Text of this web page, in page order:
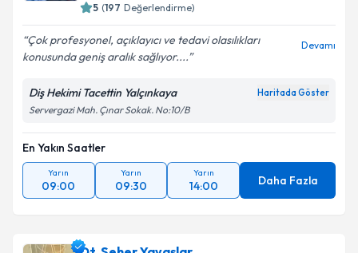
5 (197 Değerlendirme)
Çok profesyonel, açıklayıcı ve tedavi olasılıkları
konusunda geniş aralık sağlıyor....
Devamı
Diş Hekimi Tacettin Yalçınkaya Haritada Göster
Servergazi Mah. Çınar Sokak. No:10/B
En Yakın Saatler
Yarın
09:00
Yarın
09:30
Yarın
14:00 Daha Fazla